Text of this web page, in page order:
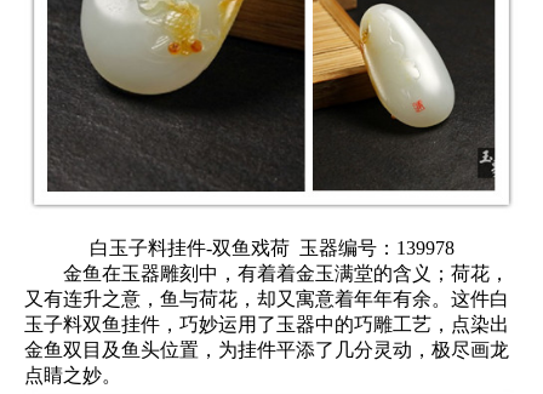
白玉子料挂件-双鱼戏荷 玉器编号：139978
金鱼在玉器雕刻中，有着着金玉满堂的含义；荷花，
又有连升之意，鱼与荷花，却又寓意着年年有余。这件白
玉子料双鱼挂件，巧妙运用了玉器中的巧雕工艺，点染出
金鱼双目及鱼头位置，为挂件平添了几分灵动，极尽画龙
点睛之妙。